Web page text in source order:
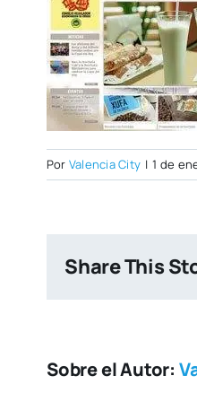
Por Valencia City | 1 de
Share This
Sobre el Autor: